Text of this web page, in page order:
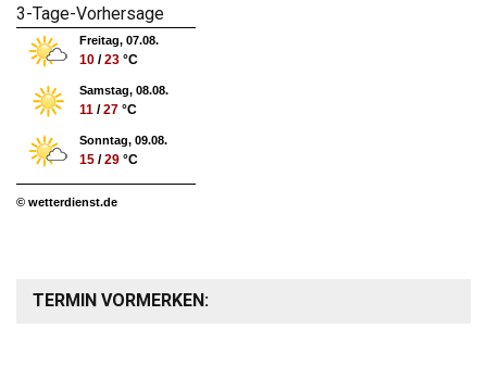
3-Tage-Vorhersage
Freitag, 07.08.
10 /23 °C
Samstag, 08.08.
11 /27 °C
Sonntag, 09.08.
15 /29 °C
© wetterdienst.de
TERMIN VORMERKEN: